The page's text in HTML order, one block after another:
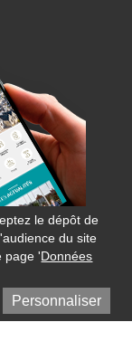
le dépôt de
du site
page 'Données
Personnaliser